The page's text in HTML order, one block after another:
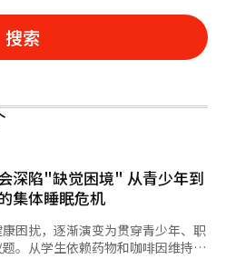
搜索
深陷"缺觉困境" 从青少年到
集体睡眠危机
困扰，逐渐演变为贯穿青少年、职
。从学生依赖药物和咖啡因维持清
到整体睡眠时间长期低于健康标